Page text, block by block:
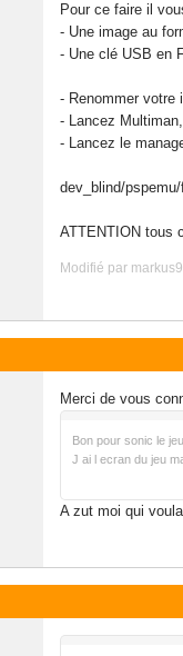
Pour ce faire il
- Une image au
- Une clé USB en
- Renommer votre
- Lancez
- Lancez le
dev_blind/
ATTENTION tous
Modifié par
Merci de vous
Bon pour sonic le
J ai l ecran du jeu
A zut moi qui